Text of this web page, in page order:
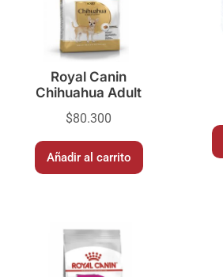
Royal Canin
Chihuahua Adult
$80.300
Añadir al carrito